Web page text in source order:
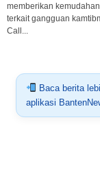
memberikan
terkait gangguan
Call...
Baca berita
aplikasi